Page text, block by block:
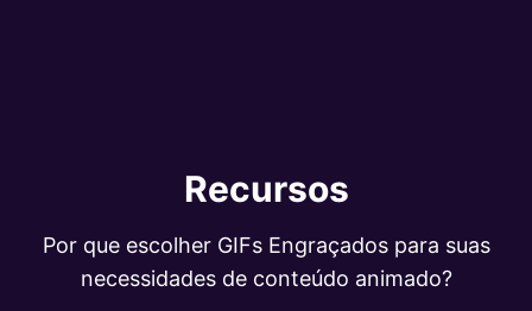
Recursos
Por que escolher GIFs Engraçados para suas
necessidades de conteúdo animado?